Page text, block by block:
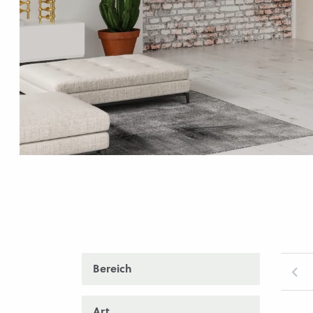
Bereich